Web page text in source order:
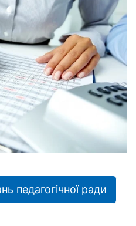
педагогічної ради